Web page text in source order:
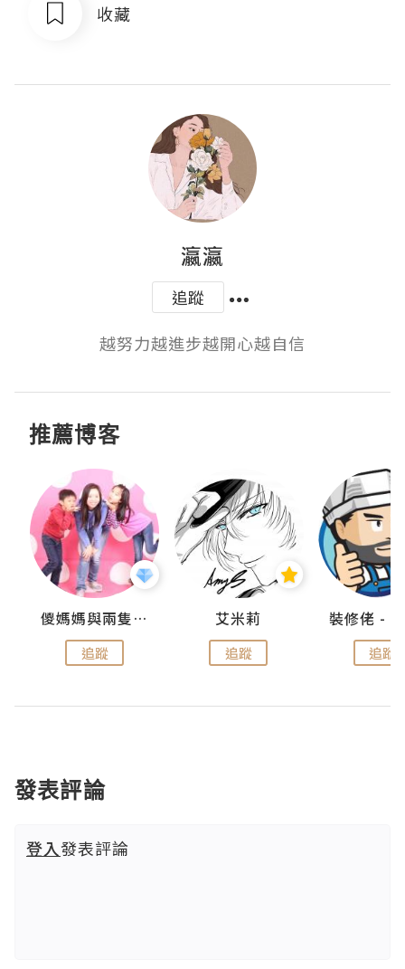
收藏
瀛瀛
追蹤
越努力越進步越開心越自信
推薦博客
儍媽媽與兩隻小魔怪之家
追蹤
艾米莉
追蹤 追蹤
發表評論
登入發表評論